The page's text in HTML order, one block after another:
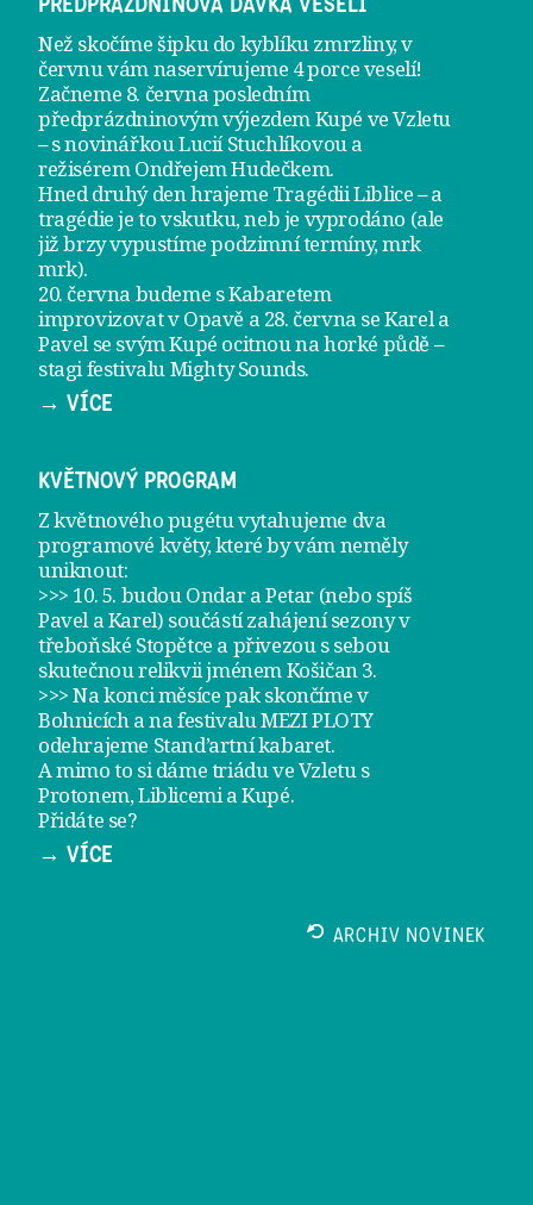
Než skočíme šipku do kyblíku zmrzliny, v
červnu vám naservírujeme 4 porce veselí!
Začneme 8. června posledním
předprázdninovým výjezdemKupé ve Vzletu
– s novinářkou Lucií Stuchlíkovou a
režisérem Ondřejem Hudečkem.
Hned druhý den hrajeme Tragédii Liblice– a
tragédie je to vskutku, neb je vyprodáno (ale
již brzy vypustíme podzimní termíny, mrk
mrk).
20. června budeme s Kabaretem
improvizovat v Opavě a 28. června se Karel a
Pavel se svým Kupé ocitnou na horké půdě –
stagi festivalu Mighty Sounds.
→ VÍCE
KVĚTNOVÝ PROGRAM
Z květnového pugétu vytahujeme dva
programové květy, které by vám neměly
uniknout:
>>> 10. 5. budou Ondar a Petar (nebo spíš
Pavel a Karel) součástí zahájení sezony v
třeboňské Stopětce a přivezou s sebou
skutečnou relikvii jménemKošičan 3.
>>> Na konci měsíce pak skončíme v
Bohnicích a na festivaluMEZI PLOTY
odehrajeme Stand’artní kabaret.
A mimo to si dámetriádu ve Vzletus
Protonem, Liblicemi a Kupé.
Přidáte se?
→ VÍCE
ARCHIV NOVINEK